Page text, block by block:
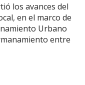
los avances del
en el marco de
Urbano
entre